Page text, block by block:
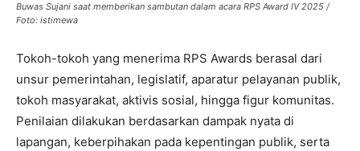
Buwas Sujani saat memberikan sambutan dalam acara RPS Award IV 2025 /
Foto: istimewa
Tokoh-tokoh yang menerima RPS Awards berasal dari
unsur pemerintahan, legislatif, aparatur pelayanan publik,
tokoh masyarakat, aktivis sosial, hingga figur komunitas.
Penilaian dilakukan berdasarkan dampak nyata di
lapangan, keberpihakan pada kepentingan publik, serta